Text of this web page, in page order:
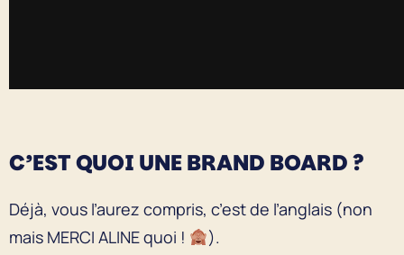
C’EST QUOI UNE BRAND BOARD ?
Déjà, vous l’aurez compris, c’est de l’anglais (non
mais MERCI ALINE quoi !
).